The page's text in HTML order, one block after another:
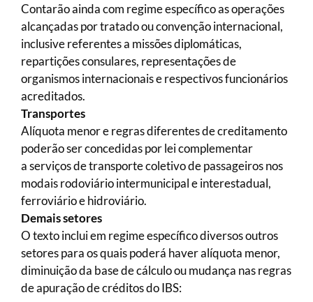
Contarão ainda com regime específico as operações
alcançadas por tratado ou convenção internacional,
inclusive referentes a missões diplomáticas,
repartições consulares, representações de
organismos internacionais e respectivos funcionários
acreditados.
Transportes
Alíquota menor e regras diferentes de creditamento
poderão ser concedidas por lei complementar
a serviços de transporte coletivo de passageiros nos
modais rodoviário intermunicipal e interestadual,
ferroviário e hidroviário.
Demais setores
O texto inclui em regime específico diversos outros
setores para os quais poderá haver alíquota menor,
diminuição da base de cálculo ou mudança nas regras
de apuração de créditos do IBS: